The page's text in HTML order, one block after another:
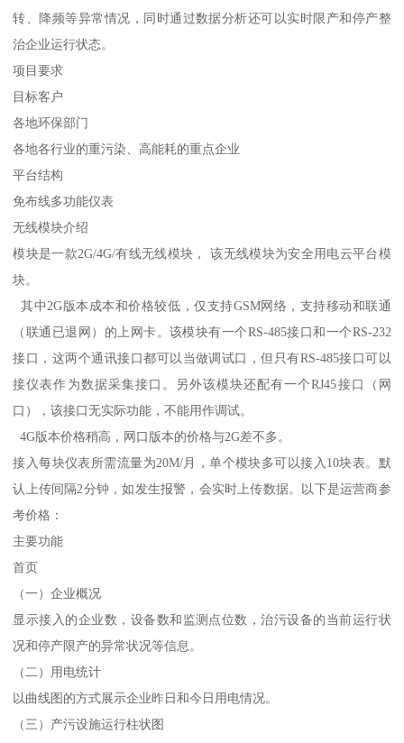
转、降频等异常情况，同时通过数据分析还可以实时限产和停产整
治企业运行状态。
项目要求
目标客户
各地环保部门
各地各行业的重污染、高能耗的重点企业
平台结构
免布线多功能仪表
无线模块介绍
模块是一款2G/4G/有线无线模块， 该无线模块为安全用电云平台模
块。
其中2G版本成本和价格较低，仅支持GSM网络，支持移动和联通
（联通已退网）的上网卡。该模块有一个RS-485接口和一个RS-232
接口，这两个通讯接口都可以当做调试口，但只有RS-485接口可以
接仪表作为数据采集接口。另外该模块还配有一个RJ45接口（网
口），该接口无实际功能，不能用作调试。
4G版本价格稍高，网口版本的价格与2G差不多。
接入每块仪表所需流量为20M/月，单个模块多可以接入10块表。默
认上传间隔2分钟，如发生报警，会实时上传数据。以下是运营商参
考价格：
主要功能
首页
（一）企业概况
显示接入的企业数，设备数和监测点位数，治污设备的当前运行状
况和停产限产的异常状况等信息。
（二）用电统计
以曲线图的方式展示企业昨日和今日用电情况。
（三）产污设施运行柱状图